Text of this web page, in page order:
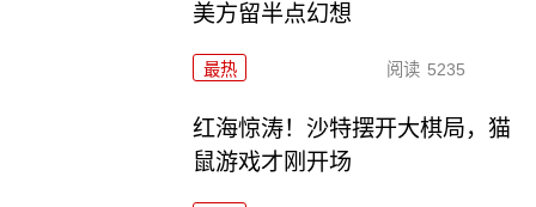
美方留半点幻想
最热 阅读 5235
红海惊涛！沙特摆开大棋局，猫
鼠游戏才刚开场